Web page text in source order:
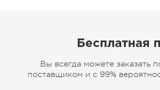
Бесплатная
Вы всегда можете заказать
поставщиком и с 99%